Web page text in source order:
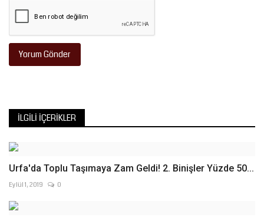
Yorum Gönder
İLGILI İÇERIKLER
Urfa'da Toplu Taşımaya Zam Geldi! 2. Binişler Yüzde 50...
Eylül 1, 2019 0